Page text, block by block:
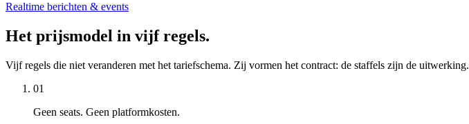
Realtime berichten & events
Het prijsmodel in vijf regels.
Vijf regels die niet veranderen met het tariefschema. Zij vormen het contract: de staffels zijn de uitwerking.
01
Geen seats. Geen platformkosten.